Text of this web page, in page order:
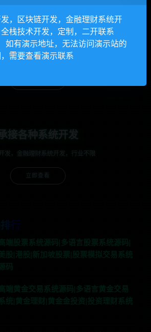
anons123x
VIP或充值联系Telegram客服
接各种系统开发
发，金融理财系统开发，行业不限
立即查看
行
端股票系统源码|多语言股票系统源码|
股|港股|新加坡股票|股票模拟交易系统
码
端黄金交易系统源码|多语言黄金交易
统|黄金理财|黄金金投资|投资理财系统
，区块链开发，金融理财系统开
栈技术开发，定制，二开联系
有演示地址，无法访问演示站的
需要查看演示联系